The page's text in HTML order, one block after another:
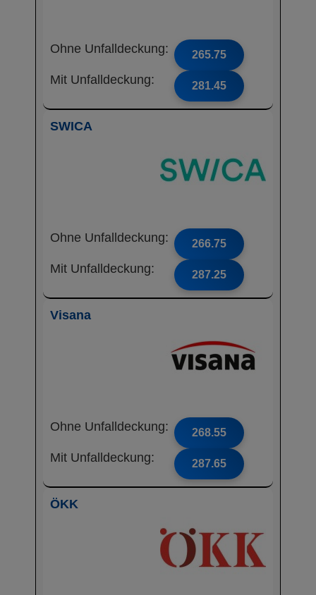
Ohne Unfalldeckung: 265.75
Mit Unfalldeckung: 281.45
SWICA
Ohne Unfalldeckung: 266.75
Mit Unfalldeckung: 287.25
Visana
Ohne Unfalldeckung: 268.55
Mit Unfalldeckung: 287.65
ÖKK